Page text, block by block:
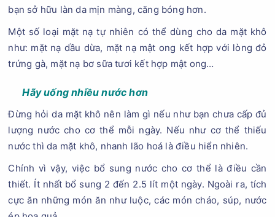
bạn sở hữu làn da mịn màng, căng bóng hơn.
Một số loại mặt nạ tự nhiên có thể dùng cho da mặt khô
như: mặt nạ dầu dừa, mặt nạ mật ong kết hợp với lòng đỏ
trứng gà, mặt nạ bơ sữa tươi kết hợp mật ong…
Hãy uống nhiều nước hơn
Đừng hỏi da mặt khô nên làm gì nếu như bạn chưa cấp đủ
lượng nước cho cơ thể mỗi ngày. Nếu như cơ thể thiếu
nước thì da mặt khô, nhanh lão hoá là điều hiển nhiên.
Chính vì vậy, việc bổ sung nước cho cơ thể là điều cần
thiết. Ít nhất bổ sung 2 đến 2.5 lít một ngày. Ngoài ra, tích
cực ăn những món ăn như luộc, các món cháo, súp, nước